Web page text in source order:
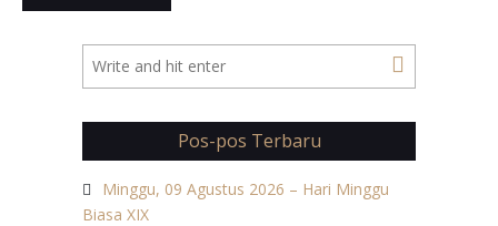
Pos-pos Terbaru
Minggu, 09 Agustus 2026 – Hari Minggu
Biasa XIX